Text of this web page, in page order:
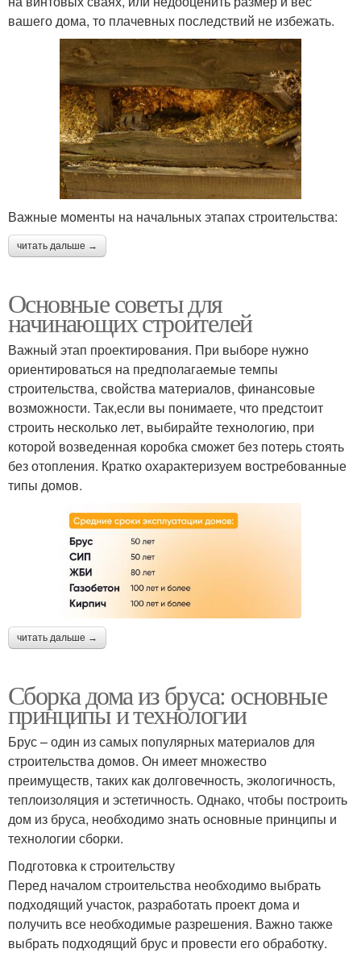
вашего дома, то плачевных последствий не избежать.
Важные моменты на начальных этапах строительства:
читать дальше →
Основные советы для
начинающих строителей
Важный этап проектирования. При выборе нужно
ориентироваться на предполагаемые темпы
строительства, свойства материалов, финансовые
возможности. Так,если вы понимаете, что предстоит
строить несколько лет, выбирайте технологию, при
которой возведенная коробка сможет без потерь стоять
без отопления. Кратко охарактеризуем востребованные
типы домов.
читать дальше →
Сборка дома из бруса: основные
принципы и технологии
Брус – один из самых популярных материалов для
строительства домов. Он имеет множество
преимуществ, таких как долговечность, экологичность,
теплоизоляция и эстетичность. Однако, чтобы построить
дом из бруса, необходимо знать основные принципы и
технологии сборки.
Подготовка к строительству
Перед началом строительства необходимо выбрать
подходящий участок, разработать проект дома и
получить все необходимые разрешения. Важно также
выбрать подходящий брус и провести его обработку.